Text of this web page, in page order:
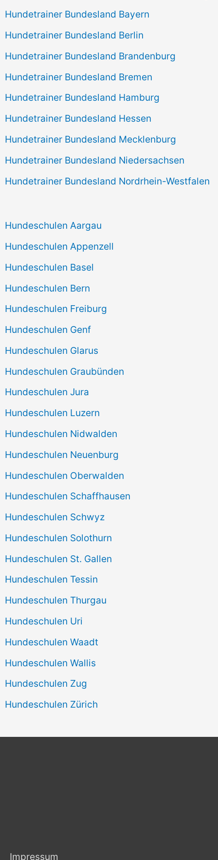
Hundetrainer Bundesland Bayern
Hundetrainer Bundesland Berlin
Hundetrainer Bundesland Brandenburg
Hundetrainer Bundesland Bremen
Hundetrainer Bundesland Hamburg
Hundetrainer Bundesland Hessen
Hundetrainer Bundesland Mecklenburg
Hundetrainer Bundesland Niedersachsen
Hundetrainer Bundesland Nordrhein-Westfalen
Hundeschulen Aargau
Hundeschulen Appenzell
Hundeschulen Basel
Hundeschulen Bern
Hundeschulen Freiburg
Hundeschulen Genf
Hundeschulen Glarus
Hundeschulen Graubünden
Hundeschulen Jura
Hundeschulen Luzern
Hundeschulen Nidwalden
Hundeschulen Neuenburg
Hundeschulen Oberwalden
Hundeschulen Schaffhausen
Hundeschulen Schwyz
Hundeschulen Solothurn
Hundeschulen St. Gallen
Hundeschulen Tessin
Hundeschulen Thurgau
Hundeschulen Uri
Hundeschulen Waadt
Hundeschulen Wallis
Hundeschulen Zug
Hundeschulen Zürich
Impressum